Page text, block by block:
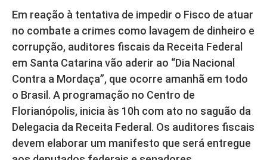
Em reação à tentativa de impedir o Fisco de atuar
no combate a crimes como lavagem de dinheiro e
corrupção, auditores fiscais da Receita Federal
em Santa Catarina vão aderir ao “Dia Nacional
Contra a Mordaça”, que ocorre amanhã em todo
o Brasil. A programação no Centro de
Florianópolis, inicia às 10h com ato no saguão da
Delegacia da Receita Federal. Os auditores fiscais
devem elaborar um manifesto que será entregue